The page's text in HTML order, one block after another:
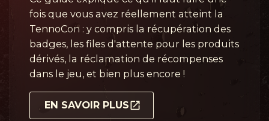
fois que vous avez réellement atteint la
TennoCon : y compris la récupération des
badges, les files d'attente pour les produits
dérivés, la réclamation de récompenses
dans le jeu, et bien plus encore !
EN SAVOIR PLUS